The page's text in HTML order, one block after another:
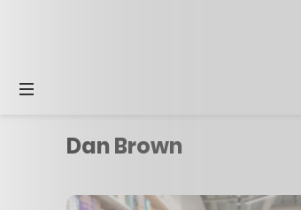
Dan Brown